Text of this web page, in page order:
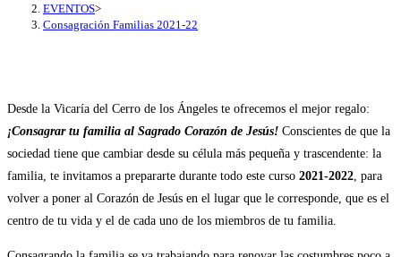
EVENTOS>
Consagración Familias 2021-22
Desde la Vicaría del Cerro de los Ángeles te ofrecemos el mejor regalo:
¡Consagrar tu familia al Sagrado Corazón de Jesús! Conscientes de que la
sociedad tiene que cambiar desde su célula más pequeña y trascendente: la
familia, te invitamos a prepararte durante todo este curso 2021-2022 , para
volver a poner al Corazón de Jesús en el lugar que le corresponde, que es el
centro de tu vida y el de cada uno de los miembros de tu familia.